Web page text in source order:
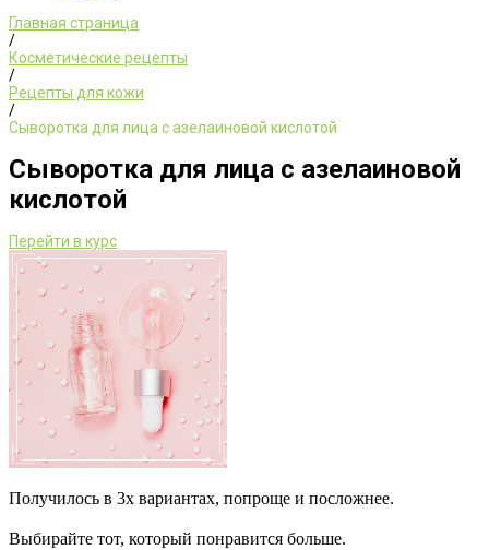
Главная страница
/
Косметические рецепты
/
Рецепты для кожи
/
Сыворотка для лица с азелаиновой кислотой
Сыворотка для лица с азелаиновой
кислотой
Перейти в курс
Получилось в 3х вариантах, попроще и посложнее.
Выбирайте тот, который понравится больше.